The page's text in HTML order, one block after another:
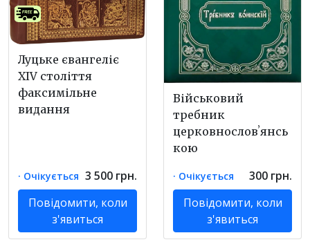
Луцьке євангеліє
XIV століття
факсимільне
видання
· Очікується 3 500 грн.
Повідомити, коли
з'явиться
Військовий
требник
церковнословʼянсь
кою
· Очікується
300 грн.
Повідомити, коли
з'явиться